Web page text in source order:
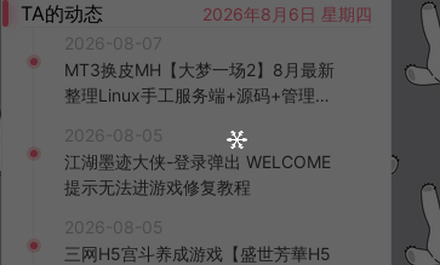
TA的动态
2026年8月6日 星期四
2026-08-07
MT3换皮MH【大梦一场2】8月最新
整理Linux手工服务端+源码+管理后
频教程
2026-08-05
江湖墨迹大侠-登录弹出 WELCOME
提示无法进游戏修复教程
2026-08-05
三网H5宫斗养成游戏【盛世芳華H5